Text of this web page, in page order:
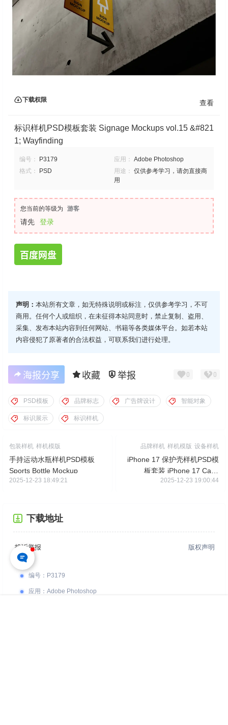
下载权限 查看
标识样机PSD模板套装 Signage Mockups vol.15 &#821
1; Wayfinding
编号： P3179 应用： Adobe Photoshop
格式：
PSD 用途： 仅供参考学习，请勿直接商
用
您当前的等级为 游客
请先 登录
百度网盘
声明： 本站所有文章，如无特殊说明或标注，仅供参考学习，不可
商用。任何个人或组织，在未征得本站同意时，禁止复制、盗用、
采集、发布本站内容到任何网站、书籍等各类媒体平台。如若本站
内容侵犯了原著者的合法权益，可联系我们进行处理。
海报分享 收藏 举报 0 0
PSD模板 品牌标志 广告牌设计 智能对象
标识展示 标识样机
包装样机 样机模版
手持运动水瓶样机PSD模板
Sports Bottle Mockup
2025-12-23 18:49:21
品牌样机 样机模版 设备样机
iPhone 17 保护壳样机PSD模
板套装 iPhone 17 Case
Mockup Vol.2
2025-12-23 19:00:44
下载地址
投诉举报 版权声明
编号 ： P3179
应用 ： Adobe Photoshop